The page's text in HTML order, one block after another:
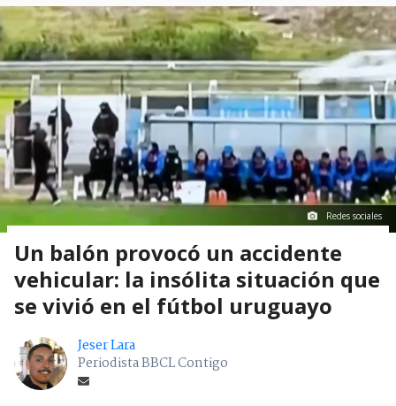
Redes sociales
Un balón provocó un accidente
vehicular: la insólita situación que
se vivió en el fútbol uruguayo
Jeser Lara
Periodista BBCL Contigo